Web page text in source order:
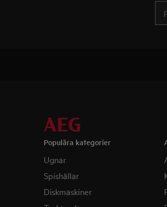
Populära kategorier
Ugnar
Spishällar
Diskmaskiner